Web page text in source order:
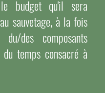
budget qu'il sera
sauvetage, à la fois
des composants
temps consacré à